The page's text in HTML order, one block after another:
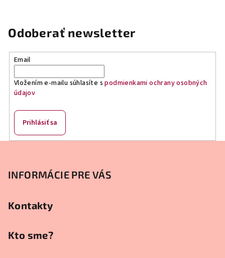
Odoberať newsletter
Email
Vložením e-mailu súhlasíte spodmienkami ochrany osobných
údajov
Prihlásiť sa
INFORMÁCIE PRE VÁS
Kontakty
Kto sme?